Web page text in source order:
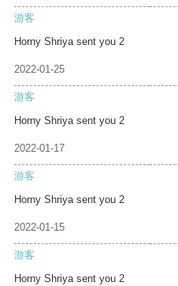
游客
Horny Shriya sent you 2
2022-01-25
游客
Horny Shriya sent you 2
2022-01-17
游客
Horny Shriya sent you 2
2022-01-15
游客
Horny Shriya sent you 2